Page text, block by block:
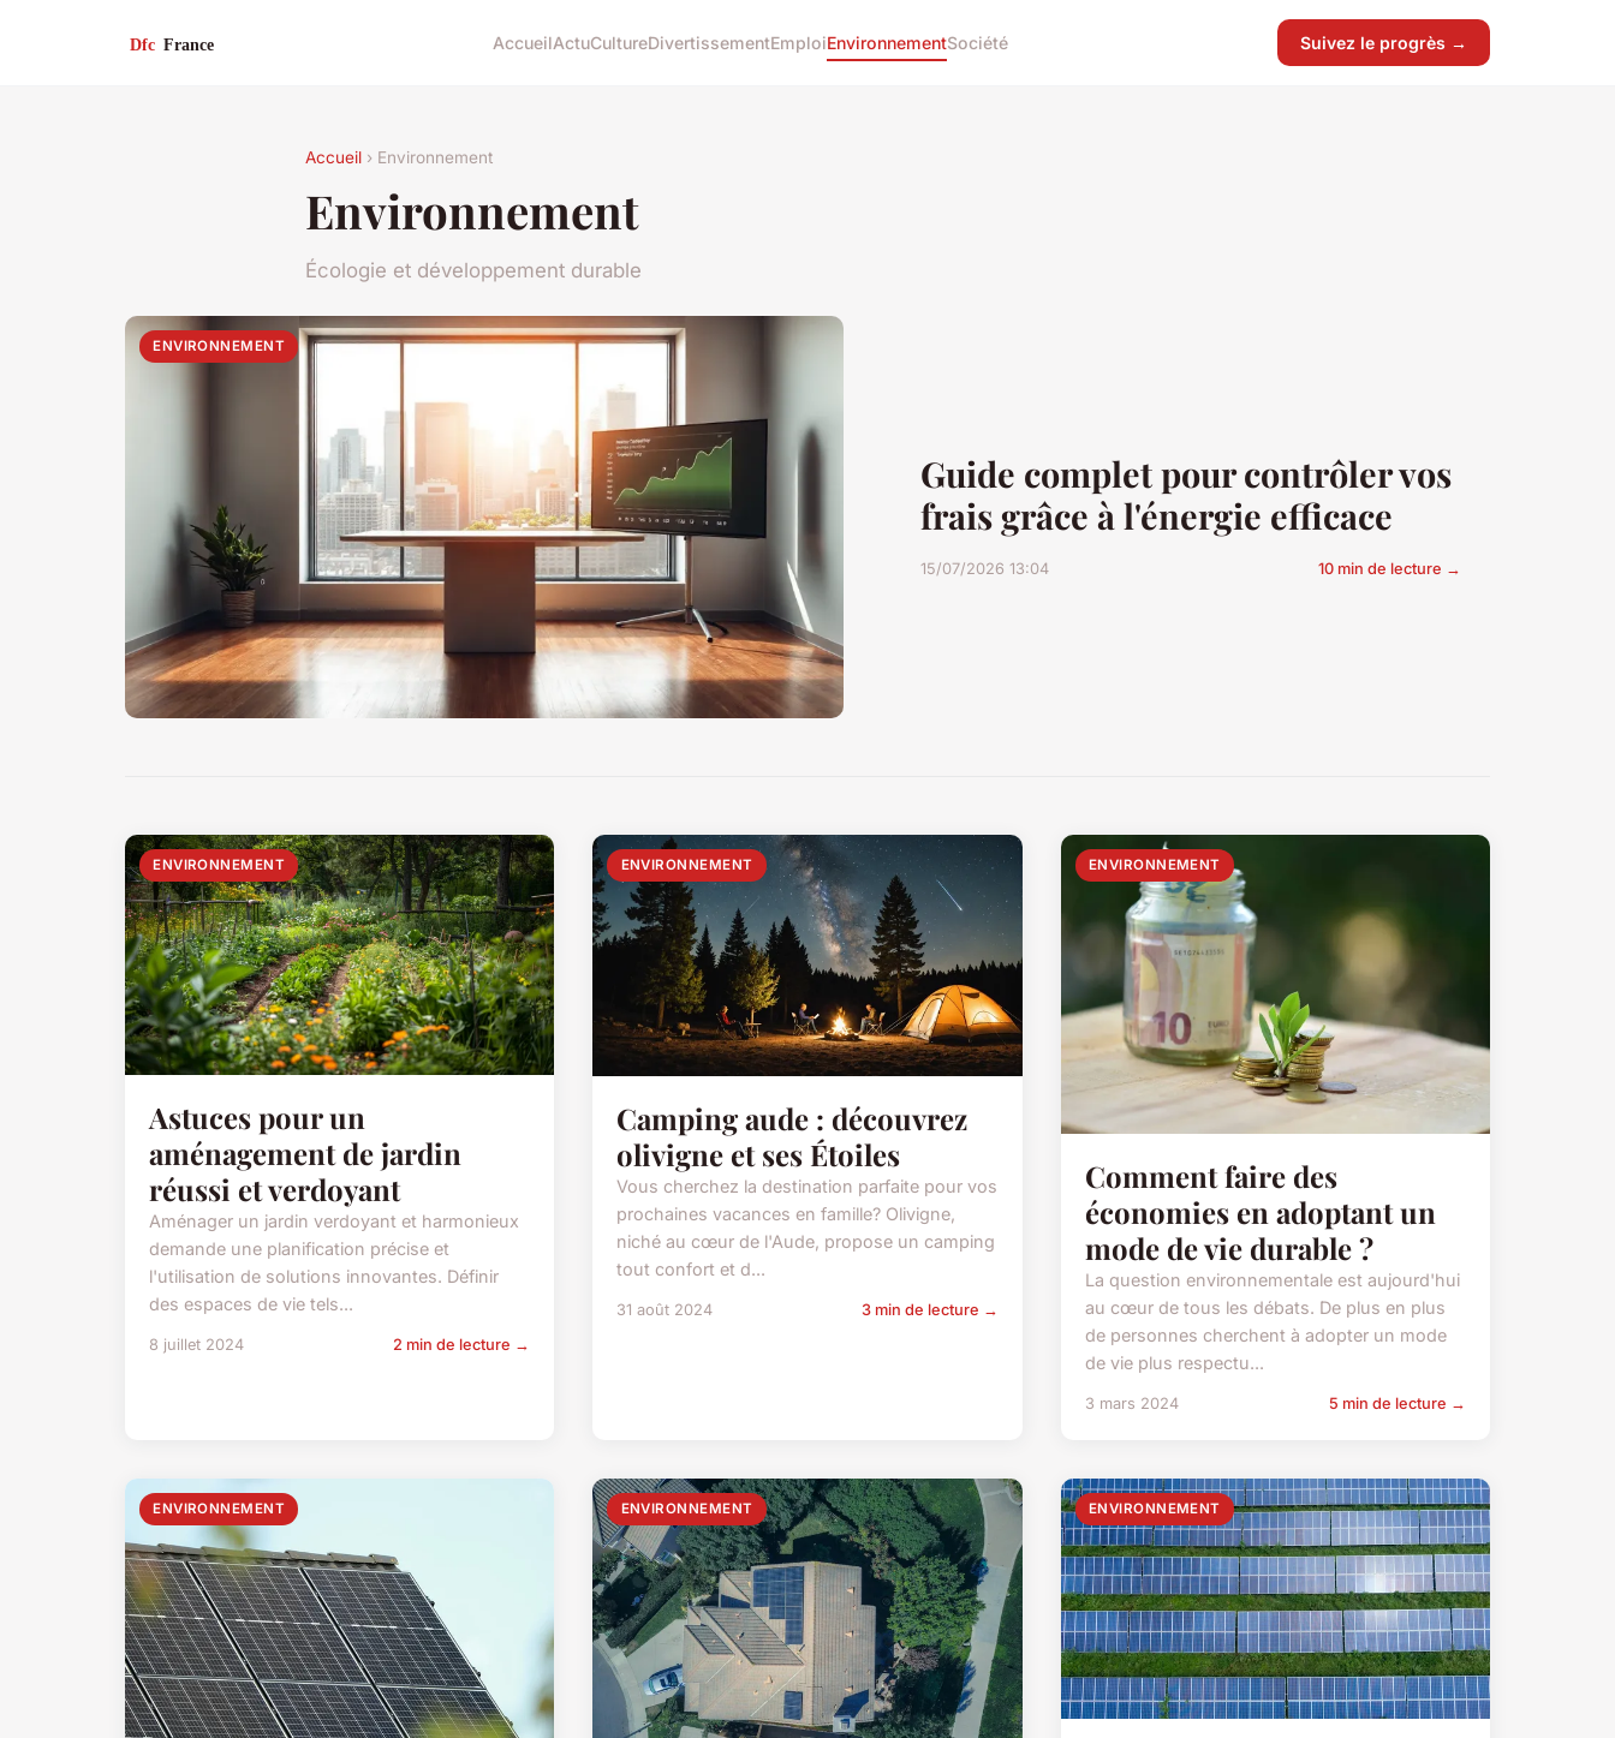
AccueilActuCultureDivertissementEmploiEnvironnementSociété Suivez le progrès →
Accueil › Environnement
Environnement
Écologie et développement durable
ENVIRONNEMENT
Guide complet pour contrôler vos
frais grâce à l'énergie efficace
15/07/2026 13:04 10 min de lecture →
ENVIRONNEMENT
Astuces pour un
aménagement de jardin
réussi et verdoyant
Aménager un jardin verdoyant et harmonieux
demande une planification précise et
l'utilisation de solutions innovantes. Définir
des espaces de vie tels...
8 juillet 2024 2 min de lecture →
ENVIRONNEMENT
Camping aude : découvrez
olivigne et ses Étoiles
Vous cherchez la destination parfaite pour vos
prochaines vacances en famille? Olivigne,
niché au cœur de l'Aude, propose un camping
tout confort et d...
31 août 2024 3 min de lecture →
ENVIRONNEMENT
Comment faire des
économies en adoptant un
mode de vie durable ?
La question environnementale est aujourd'hui
au cœur de tous les débats. De plus en plus
de personnes cherchent à adopter un mode
de vie plus respectu...
3 mars 2024 5 min de lecture →
ENVIRONNEMENT ENVIRONNEMENT ENVIRONNEMENT